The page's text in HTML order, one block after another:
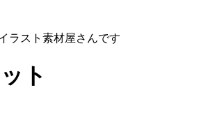
ラスト素材屋さんです
ト